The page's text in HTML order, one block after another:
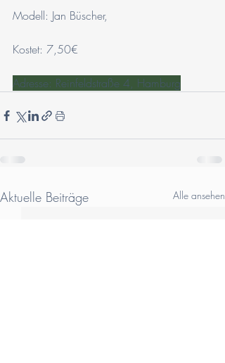
Modell: Jan Büscher,
Kostet: 7,50€
Adresse: Reinfeldstraße 4, Hamburg
Aktuelle Beiträge Alle ansehen